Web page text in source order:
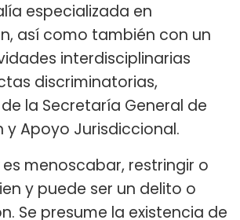
especializada en
así como también con un
interdisciplinarias
discriminatorias,
la Secretaría General de
y Apoyo Jurisdiccional.
es menoscabar, restringir o
y puede ser un delito o
Se presume la existencia de